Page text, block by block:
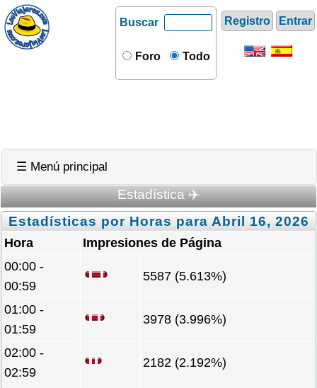
Registro Entrar
Buscar
Foro Todo
☰ Menú principal
Estadística ✈️
Estadísticas por Horas para Abril 16, 2026
Hora
Impresiones de Página
00:00 -
00:59
5587 (5.613%)
01:00 -
01:59
3978 (3.996%)
02:00 -
02:59
2182 (2.192%)